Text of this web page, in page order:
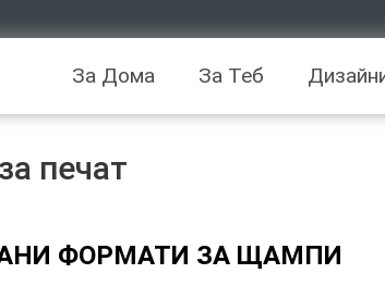
За Дома За Теб
печат
ФОРМАТИ ЗА ЩАМПИ